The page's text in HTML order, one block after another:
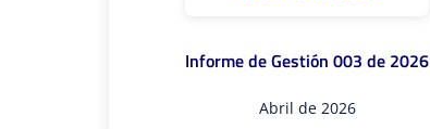
Informe de Gestión 003 de 2026
Abril de 2026